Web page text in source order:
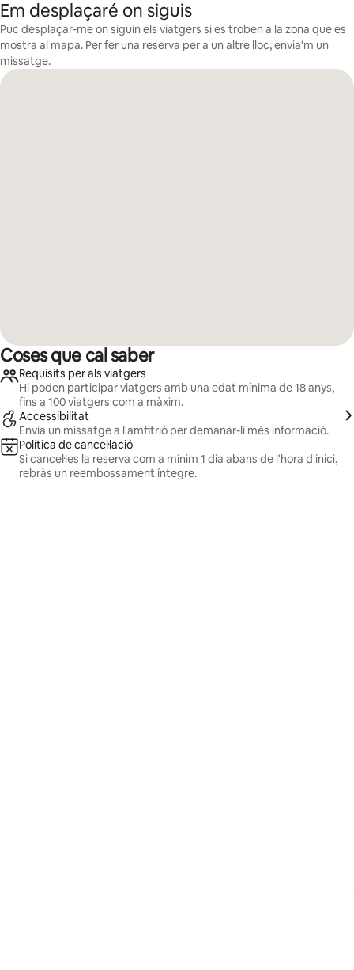
Em desplaçaré on siguis
Puc desplaçar-me on siguin els viatgers si es troben a la zona que es
mostra al mapa. Per fer una reserva per a un altre lloc, envia'm un
missatge.
Coses que cal saber
Requisits per als viatgers
Hi poden participar viatgers amb una edat mínima de 18 anys,
fins a 100 viatgers com a màxim.
Accessibilitat
Envia un missatge a l'amfitrió per demanar-li més informació.
Política de cancel·lació
Si cancel·les la reserva com a mínim 1 dia abans de l'hora d'inici,
rebràs un reembossament íntegre.